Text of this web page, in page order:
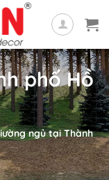
phố Hồ
ngủ tại Thành